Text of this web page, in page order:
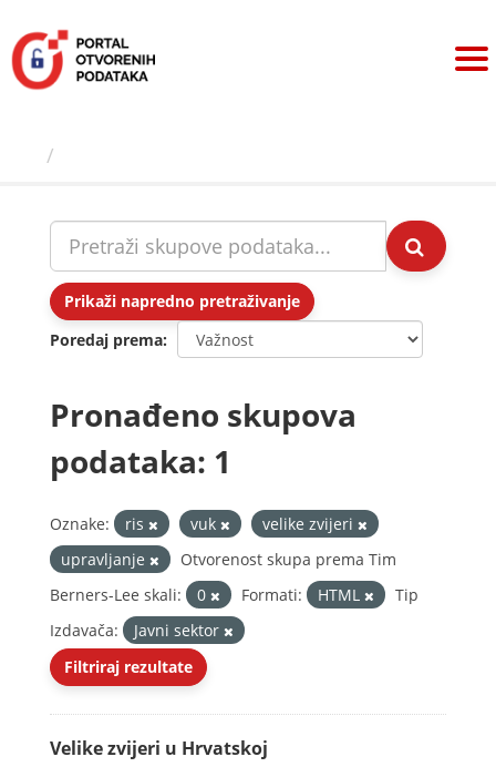
sadržaj
Prikaži napredno pretraživanje
Poredaj prema
Pronađeno skupova
podataka: 1
Oznake: ris vuk
velike zvijeri
upravljanje
Otvorenost skupa prema Tim
Berners-Lee skali:
0 Formati: HTML
Tip
Izdavača:
Javni sektor
Filtriraj rezultate
Velike zvijeri u Hrvatskoj